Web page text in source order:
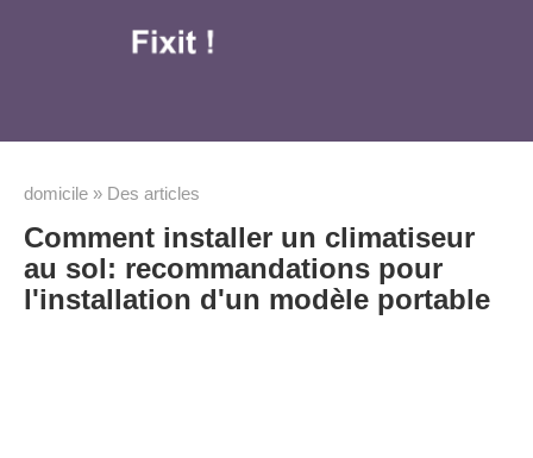
domicile » Des articles
Comment installer un climatiseur
au sol: recommandations pour
l'installation d'un modèle portable